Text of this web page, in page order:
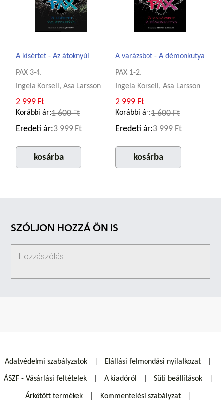
A kísértet - Az átoknyúl
PAX 3-4.
Ingela Korsell, Asa Larsson
2 999 Ft
Korábbi ár:1 600 Ft
Eredeti ár:3 999 Ft
kosárba
A varázsbot - A démonkutya
PAX 1-2.
Ingela Korsell, Asa Larsson
2 999 Ft
Korábbi ár:1 600 Ft
Eredeti ár:3 999 Ft
kosárba
SZÓLJON HOZZÁ ÖN IS
Adatvédelmi szabályzatok Elállási felmondási nyilatkozat
ÁSZF - Vásárlási feltételek A kiadóról Süti beállítások
Árkötött termékek Kommentelési szabályzat